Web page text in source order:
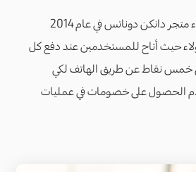
دانكن دوناتس: بدء متجر دانكن دوناتس في عام 2014
حيث أتاح للمستخدمين عند دفع كل
خمس نقاط عن طريق الهاتف لكي
الحصول على خصومات في عمليات